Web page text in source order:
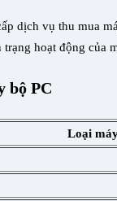
dịch vụ thu mua
trạng hoạt động của
bộ PC
Loại